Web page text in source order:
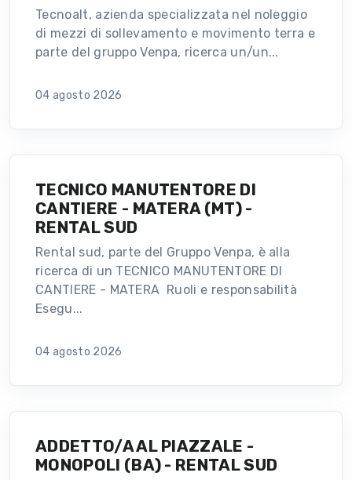
Tecnoalt, azienda specializzata nel noleggio
di mezzi di sollevamento e movimento terra e
parte del gruppo Venpa, ricerca un/un...
04 agosto 2026
TECNICO MANUTENTORE DI
CANTIERE - MATERA (MT) -
RENTAL SUD
Rental sud, parte del Gruppo Venpa, è alla
ricerca di un TECNICO MANUTENTORE DI
CANTIERE - MATERA Ruoli e responsabilità
Esegu...
04 agosto 2026
ADDETTO/A AL PIAZZALE -
MONOPOLI (BA) - RENTAL SUD